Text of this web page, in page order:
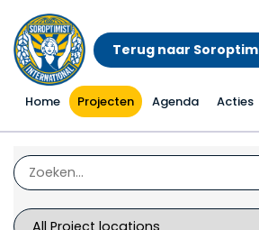
Terug naar
Home Projecten Agenda Acties
Projecten